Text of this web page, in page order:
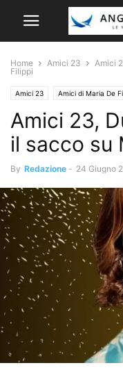
Home Amici 23
Amici
Filippi
Amici 23 Amici di Maria De
Amici 23,
il sacco su
By Redazione - 24 Giugno